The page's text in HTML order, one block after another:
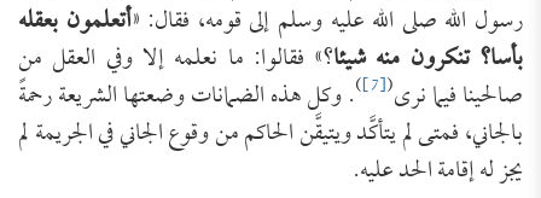
رسول الله صلى الله عليه وسلم إلى قومه، فقال: «أتعلمون بعقله
بأسا؟ تنكرون منه شيئا؟» فقالوا: ما نعلمه إلا وفي العقل من
صالحينا فيما نرى(
[7]
). وكل هذه الضمانات وضعتها الشريعة رحمةً
بالجاني، فمتى لم يتأكَّد ويتيقَّن الحاكم من وقوع الجاني في الجريمة لم
يجز له إقامة الحد عليه.